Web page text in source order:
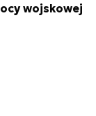
wojskowej